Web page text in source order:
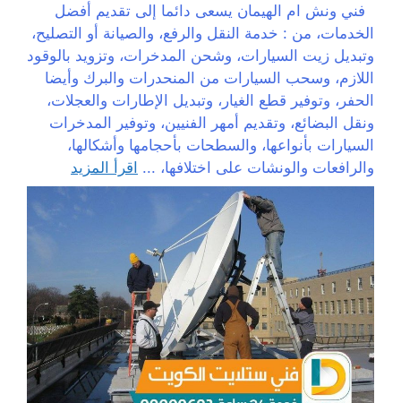
فني ونش ام الهيمان يسعى دائما إلى تقديم أفضل
الخدمات، من : خدمة النقل والرفع، والصيانة أو التصليح،
وتبديل زيت السيارات، وشحن المدخرات، وتزويد بالوقود
اللازم، وسحب السيارات من المنحدرات والبرك وأيضا
الحفر، وتوفير قطع الغيار، وتبديل الإطارات والعجلات،
ونقل البضائع، وتقديم أمهر الفنيين، وتوفير المدخرات
السيارات بأنواعها، والسطحات بأحجامها وأشكالها،
والرافعات والونشات على اختلافها، ... اقرأ المزيد